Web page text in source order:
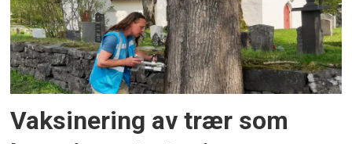
Vaksinering av trær som